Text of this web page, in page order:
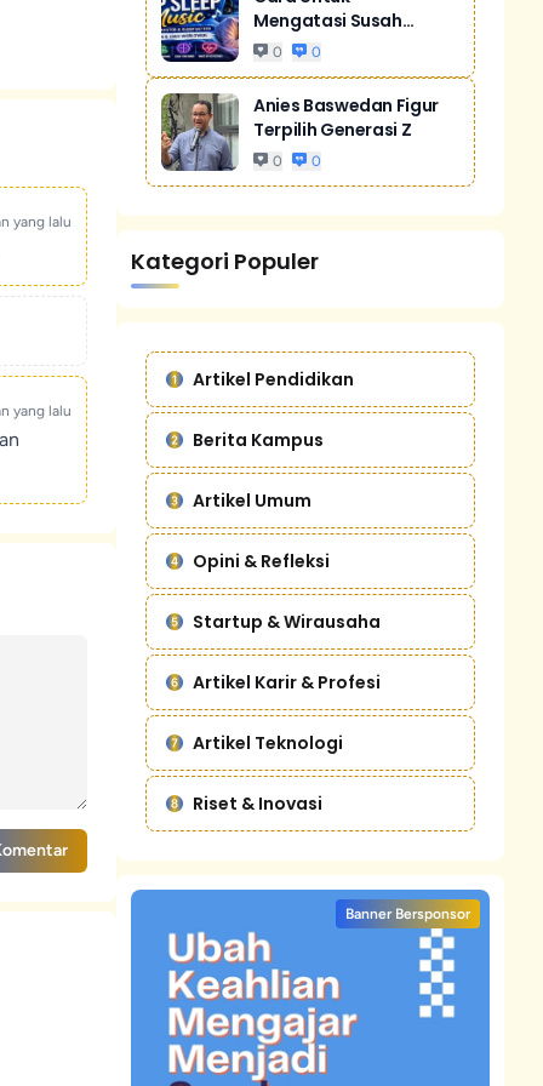
yang lalu
yang lalu
Mengatasi Susah
Tidur Akibat Stres
0 0
Anies Baswedan Figur
Terpilih Generasi Z
0 0
Kategori Populer
Artikel Pendidikan
Berita Kampus
Artikel Umum
Opini & Refleksi
Startup & Wirausaha
Artikel Karir & Profesi
Artikel Teknologi
Riset & Inovasi
Banner Bersponsor